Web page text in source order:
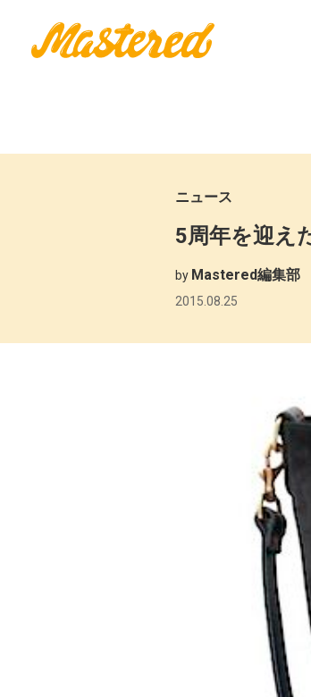
ニュース
5周年を迎え
by Mastered編集部
2015.08.25